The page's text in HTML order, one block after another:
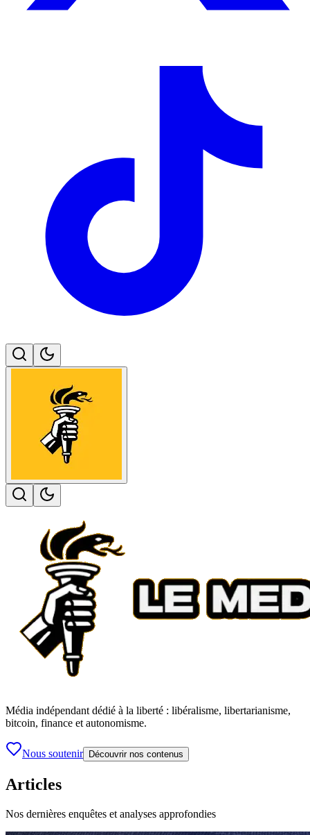
Média indépendant dédié à la liberté : libéralisme, libertarianisme,
bitcoin, finance et autonomisme.
Nous soutenir Découvrir nos contenus
Articles
Nos dernières enquêtes et analyses approfondies